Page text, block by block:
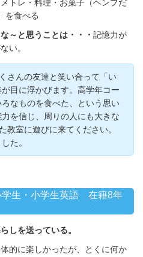
トレ・料理・お菓子（ヘンプだ
を食べる
～と思うことは・・・ 記憶力が
い。
さんの友達と笑い合って「い
目に浮かびます。高学年コー
なものを食べた、という思い
を信じ、周りの人にも大きな
教室に遊びに来てください。
た。
学生・小学生英語 在籍8年
しを送っている。
的に楽しかったが、とくに何か